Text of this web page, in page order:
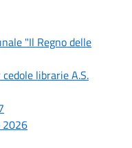
"Il Regno delle
librarie A.S.
2026